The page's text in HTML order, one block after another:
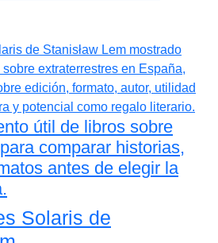
útil de libros sobre
comparar historias,
antes de elegir la
Solaris de